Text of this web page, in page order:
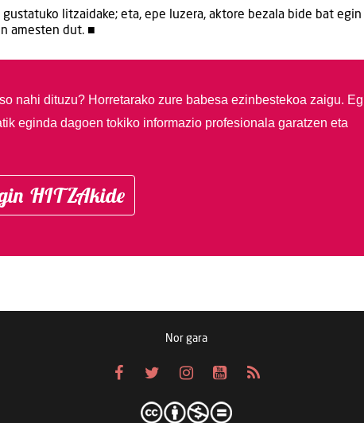
litzaidake; eta, epe luzera, aktore bezala bide bat egin
amesten dut. ■
nahi dituzu? Horretarako zure babesa ezinbestekoa zaigu.
eginda dagoen tokiko informazio profesionala garatzen eta
HITZAkide
Nor gara